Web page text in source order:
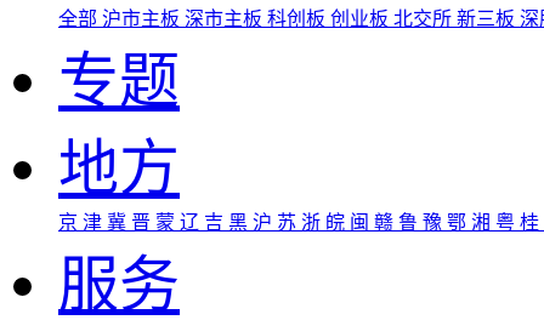
全部 沪市主板 深市主板 科创板 创业板 北交所 新三板
专题
地方
京 津 冀 晋 蒙 辽 吉 黑 沪 苏 浙 皖 闽 赣 鲁 豫 鄂 湘 粤 桂
服务